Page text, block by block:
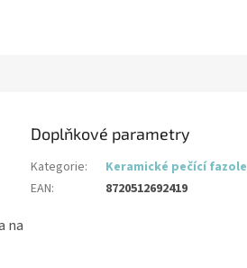
na
Doplňkové parametry
Kategorie:
Keramické pečící fazole
EAN: 8720512692419